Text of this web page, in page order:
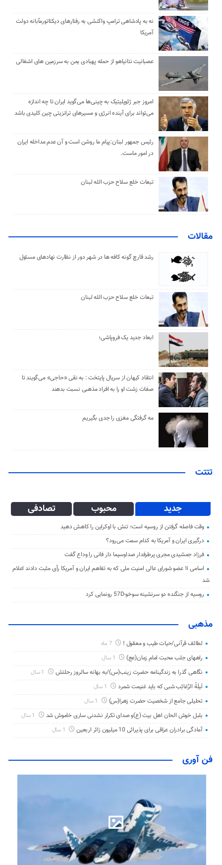
نه به پادشاهی ترامپ واکنشی به رفتارهای دیکتاتورمآبانه دولت
آمریکا
عصبانیت نتانیاهو از حمله پهبادی یمن به سرزمین های اشغالی
امروز جبر ژئوپلیتیک به چینی‌ها می‌گوید ایران تا چه اندازه
می‌تواند برای آینده انرژی و مسیرهای ترانزیتی چین کلیدی باشد
رئیس جمهور لبنان:پیام ما روشن است و آن عدم مداخله ایران
در امور ماست.
تبعات خلع سلاح حزب الله لبنان
مقالات
رشد قارچ گونه کافه ها در شهر دور از نظارت نهادهای مسئول
تبعات خلع سلاح حزب الله لبنان
ابعاد جدید یک فروپاشی؛
انتقاد کیهان از سریال پایتخت : به نقی «حاجی» می‌گویند تا
صفات زشت او را به افراد مذهبی نسبت بدهند
مه گرفتگی مغزی را جدی بگیریم
تتتت
جدید محبوب تصادفی
وقت فاصله گرفتن از روسیه است؛ تنش با اوکراین را کاهش دهید
درگیری ایران و آمریکا به کدام سمت می‌رود؟
فرزاد جمشیدی مجری پرطرفدار صداوسیما دار فانی را وداع گفت
اسامی ۱۱ عضو شورای عالی امنیت ملی که به تفاهم ایران و آمریکا رأی مثبت دادند اعلام
شد
روسیه از جنگنده دو سرنشینه سوخو-57D رونمایی کرد
مذهبی
لطائف قرآنی/حیات طیب و معقول ! 7 ماه
راههای جلب محبت امام زمان(عج)
نگاهی گذرا به زندگینامه حضرت زینب(س)/به بهانه سالروز رحلتش
لَیلَةُ الرَّغائِب شبی که باید غنیمت شمرد
تحلیلی جامع از شخصیت حضرت زهرا(س)
بلبل خوش الحان اهل بیت (ع)و صدای تکرار نشدنی ساری خاموش شد
آمادگی برادران عراقی برای پذیرائی 10 میلیون زائر اربعین
فن آوری